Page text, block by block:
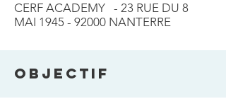
CERF ACADEMY - 23 RUE DU 8
MAI 1945 - 92000 NANTERRE
OBJECTIF